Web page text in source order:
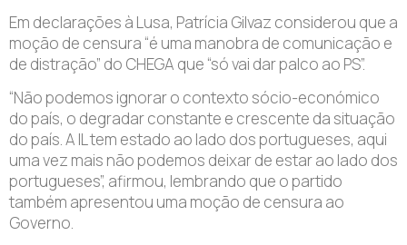
Em declarações à Lusa, Patrícia Gilvaz considerou que a
moção de censura “é uma manobra de comunicação e
de distração” do CHEGA que “só vai dar palco ao PS”.
“Não podemos ignorar o contexto sócio-económico
do país, o degradar constante e crescente da situação
do país. A IL tem estado ao lado dos portugueses, aqui
uma vez mais não podemos deixar de estar ao lado dos
portugueses”, afirmou, lembrando que o partido
também apresentou uma moção de censura ao
Governo.